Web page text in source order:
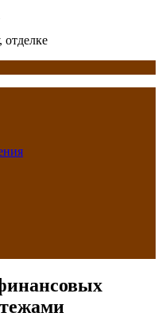
отделке